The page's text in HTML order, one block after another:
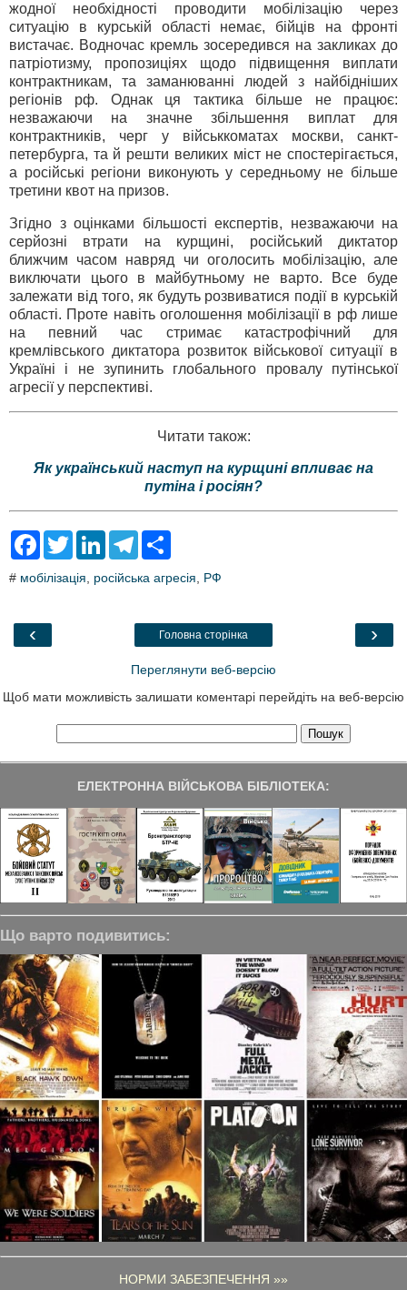
жодної необхідності проводити мобілізацію через
ситуацію в курській області немає, бійців на фронті
вистачає. Водночас кремль зосередився на закликах до
патріотизму, пропозиціях щодо підвищення виплати
контрактникам, та заманюванні людей з найбідніших
регіонів рф. Однак ця тактика більше не працює:
незважаючи на значне збільшення виплат для
контрактників, черг у військкоматах москви, санкт-
петербурга, та й решти великих міст не спостерігається,
а російські регіони виконують у середньому не більше
третини квот на призов.
Згідно з оцінками більшості експертів, незважаючи на
серйозні втрати на курщині, російський диктатор
ближчим часом навряд чи оголосить мобілізацію, але
виключати цього в майбутньому не варто. Все буде
залежати від того, як будуть розвиватися події в курській
області. Проте навіть оголошення мобілізації в рф лише
на певний час стримає катастрофічний для
кремлівського диктатора розвиток військової ситуації в
Україні і не зупинить глобального провалу путінської
агресії у перспективі.
Читати також:
Як український наступ на курщині впливає на
путіна і росіян?
F
e
o
T
t
L
k
T
e
a
r
# мобілізація, російська агресія, РФ
‹ ›
Головна сторінка
Переглянути веб-версію
Щоб мати можливість залишати коментарі перейдіть на веб-версію
ЕЛЕКТРОННА ВІЙСЬКОВА БІБЛІОТЕКА:
Що варто подивитись:
НОРМИ ЗАБЕЗПЕЧЕННЯ »»